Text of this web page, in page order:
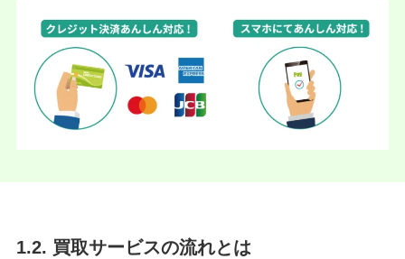
1.2. 買取サービスの流れとは